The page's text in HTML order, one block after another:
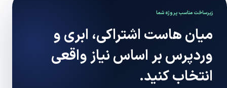
زیرساخت مناسب پروژه شما
میان هاست اشتراکی، ابری و
وردپرس بر اساس نیاز واقعی
انتخاب کنید.